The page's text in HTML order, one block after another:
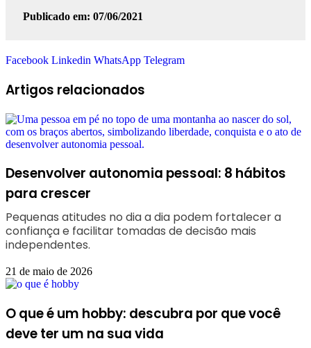
Publicado em: 07/06/2021
Facebook Linkedin WhatsApp Telegram
Artigos relacionados
Desenvolver autonomia pessoal: 8 hábitos
para crescer
Pequenas atitudes no dia a dia podem fortalecer a
confiança e facilitar tomadas de decisão mais
independentes.
21 de maio de 2026
O que é um hobby: descubra por que você
deve ter um na sua vida